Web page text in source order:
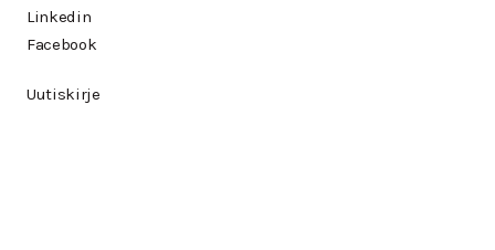
Linkedin
Facebook
Uutiskirje